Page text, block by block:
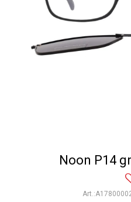
Noon P14